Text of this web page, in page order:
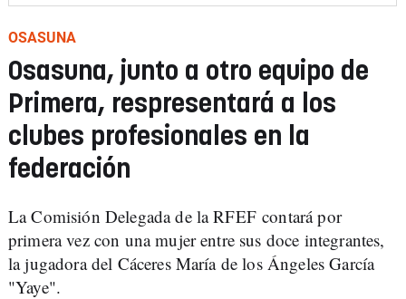
OSASUNA
Osasuna, junto a otro equipo de
Primera, respresentará a los
clubes profesionales en la
federación
La Comisión Delegada de la RFEF contará por
primera vez con una mujer entre sus doce integrantes,
la jugadora del Cáceres María de los Ángeles García
"Yaye".